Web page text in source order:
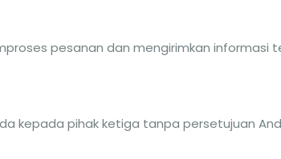
pesanan dan mengirimkan informasi
kepada pihak ketiga tanpa persetujuan